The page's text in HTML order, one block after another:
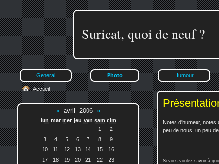
Suricat, quoi de neuf ?
General Photo Humour
Notes d'humeur, notes
peu de nous, un peu
Si vous voulez savoir à
Accueil
« avril 2006 »
lun mar mer jeu ven sam dim
1
2
3
4 5 6 7 8
9
10
11 12 13 14 15
16
17
18 19 20 21 22
23